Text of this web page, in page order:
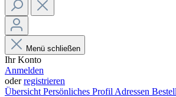
Menü schließen
Ihr Konto
Anmelden
oderregistrieren
Übersicht Persönliches Profil Adressen